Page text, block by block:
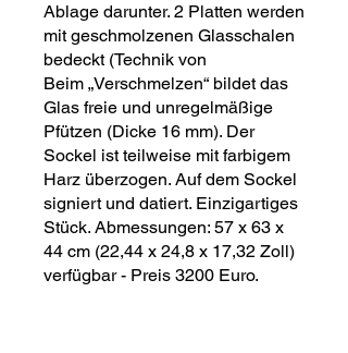
Ablage darunter. 2 Platten werden
mit geschmolzenen Glasschalen
bedeckt (Technik von
Beim „Verschmelzen“ bildet das
Glas freie und unregelmäßige
Pfützen (Dicke 16 mm). Der
Sockel ist teilweise mit farbigem
Harz überzogen. Auf dem Sockel
signiert und datiert. Einzigartiges
Stück. Abmessungen: 57 x 63 x
44 cm (22,44 x 24,8 x 17,32 Zoll)
verfügbar - Preis 3200 Euro.